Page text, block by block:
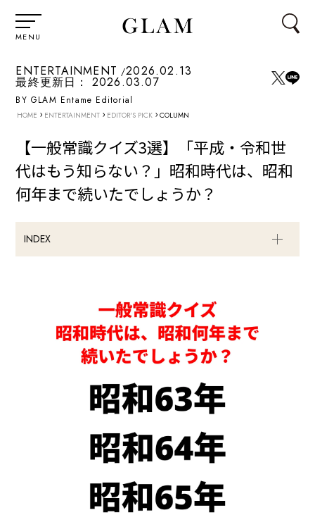
MENU
ENTERTAINMENT 2026.02.13
最終更新日： 2026.03.07
BY GLAM Entame Editorial
HOME › ENTERTAINMENT › EDITOR'S PICK › COLUMN
【一般常識クイズ3選】「平成・令和世
代はもう知らない？」昭和時代は、昭和
何年まで続いたでしょうか？
INDEX